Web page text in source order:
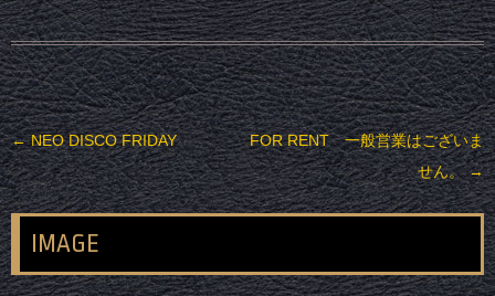
投稿ナビゲーション
←NEO DISCO FRIDAY
FOR RENT 一般営業はございま
せん。→
IMAGE